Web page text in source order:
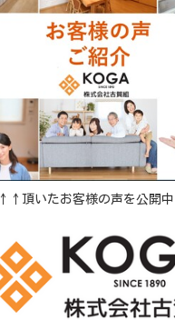
↑↑頂いたお客様の声を公開